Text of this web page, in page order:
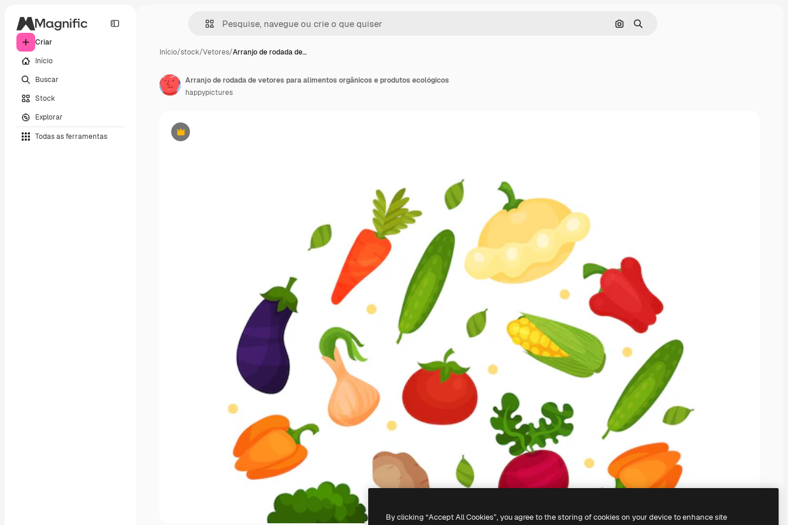
Criar
Início
Buscar
Stock
Explorar
Todas as ferramentas
Pesquisar por imagem
Buscar
Início/stock/Vetores/Arranjo de rodada de…
Premium
Arranjo de rodada de vetores para alimentos orgânicos e produtos ecológicos
happypictures
By clicking “Accept All Cookies”, you agree to the storing of cookies on your device to enhance site